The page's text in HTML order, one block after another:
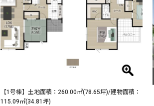
【1号棟】土地面積：260.00㎡(78.65坪)/建物面積：
115.09㎡(34.81坪)